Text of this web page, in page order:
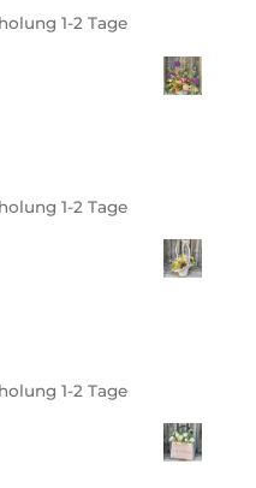
1-2 Tage
1-2 Tage
1-2 Tage